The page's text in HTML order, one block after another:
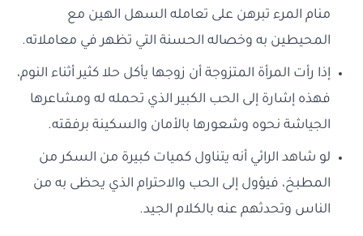
منام المرء تبرهن على تعامله السهل الهين مع
المحيطين به وخصاله الحسنة التي تظهر في معاملاته.
إذا رأت المرأة المتزوجة أن زوجها يأكل حلا كثير أثناء النوم،
فهذه إشارة إلى الحب الكبير الذي تحمله له ومشاعرها
الجياشة نحوه وشعورها بالأمان والسكينة برفقته.
لو شاهد الرائي أنه يتناول كميات كبيرة من السكر من
المطبخ، فيؤول إلى الحب والاحترام الذي يحظى به من
الناس وتحدثهم عنه بالكلام الجيد.